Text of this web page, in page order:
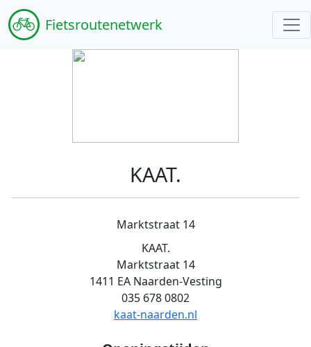
Fietsroutenetwerk
KAAT.
Marktstraat 14
KAAT.
Marktstraat 14
1411 EA Naarden-Vesting
035 678 0802
kaat-naarden.nl